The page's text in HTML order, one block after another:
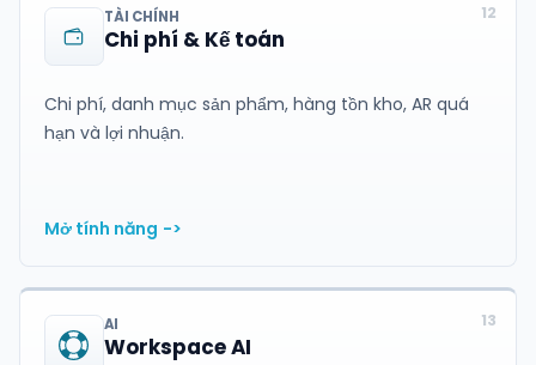
12
TÀI CHÍNH
Chi phí & Kế toán
Chi phí, danh mục sản phẩm, hàng tồn kho, AR quá
hạn và lợi nhuận.
Mở tính năng ->
13
AI
Workspace AI